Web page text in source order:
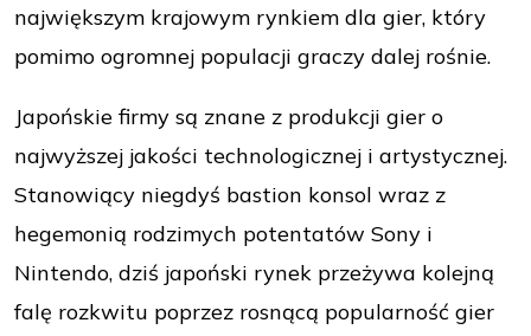
największym krajowym rynkiem dla gier, który
pomimo ogromnej populacji graczy dalej rośnie.
Japońskie firmy są znane z produkcji gier o
najwyższej jakości technologicznej i artystycznej.
Stanowiący niegdyś bastion konsol wraz z
hegemonią rodzimych potentatów Sony i
Nintendo, dziś japoński rynek przeżywa kolejną
falę rozkwitu poprzez rosnącą popularność gier